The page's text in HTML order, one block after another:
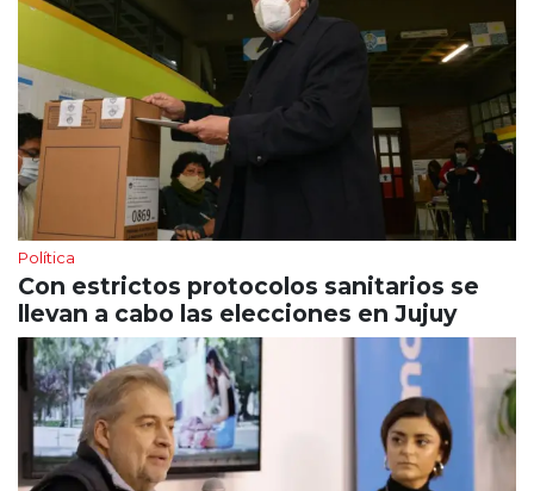
Política
Con estrictos protocolos sanitarios se
llevan a cabo las elecciones en Jujuy